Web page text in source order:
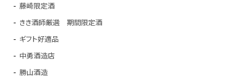
藤崎限定酒
きき酒師厳選 期間限定酒
ギフト好適品
中勇酒造店
勝山酒造